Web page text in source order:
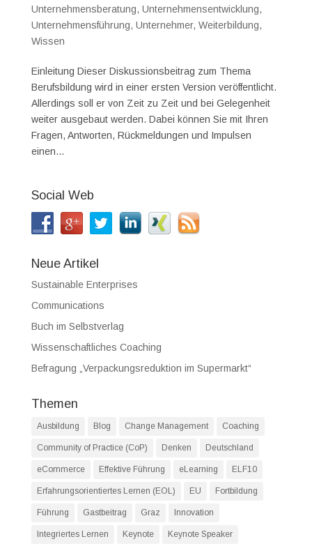
Unternehmensberatung, Unternehmensentwicklung,
Unternehmensführung, Unternehmer, Weiterbildung,
Wissen
Einleitung Dieser Diskussionsbeitrag zum Thema
Berufsbildung wird in einer ersten Version veröffentlicht.
Allerdings soll er von Zeit zu Zeit und bei Gelegenheit
weiter ausgebaut werden. Dabei können Sie mit Ihren
Fragen, Antworten, Rückmeldungen und Impulsen
einen...
Social Web
Neue Artikel
Sustainable Enterprises
Communications
Buch im Selbstverlag
Wissenschaftliches Coaching
Befragung „Verpackungsreduktion im Supermarkt“
Themen
Ausbildung Blog Change Management Coaching
Community of Practice (CoP) Denken Deutschland
eCommerce Effektive Führung eLearning ELF10
Erfahrungsorientiertes Lernen (EOL) EU Fortbildung
Führung Gastbeitrag Graz Innovation
Integriertes Lernen Keynote Keynote Speaker